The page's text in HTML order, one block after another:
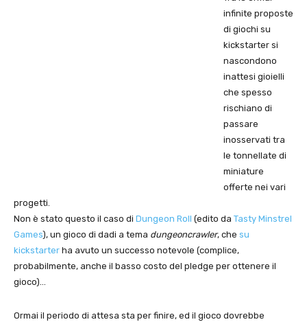
infinite proposte
di giochi su
kickstarter si
nascondono
inattesi gioielli
che spesso
rischiano di
passare
inosservati tra
le tonnellate di
miniature
offerte nei vari
progetti.
Non è stato questo il caso di Dungeon Roll (edito da Tasty Minstrel
Games), un gioco di dadi a tema dungeoncrawler, che su
kickstarter ha avuto un successo notevole (complice,
probabilmente, anche il basso costo del pledge per ottenere il
gioco)…
Ormai il periodo di attesa sta per finire, ed il gioco dovrebbe